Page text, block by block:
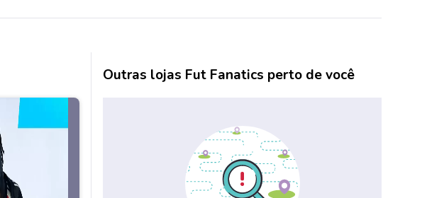
Outras lojas Fut Fanatics perto de você